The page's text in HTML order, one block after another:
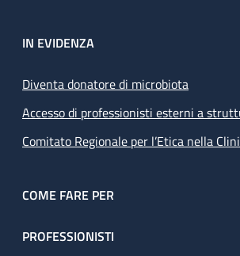
IN EVIDENZA
Diventa donatore di microbiota
Accesso di professionisti esterni a
Comitato Regionale per l’Etica nella
COME FARE PER
PROFESSIONISTI